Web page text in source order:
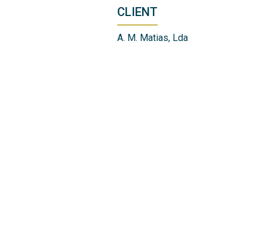
CLIENT
A. M. Matias, Lda